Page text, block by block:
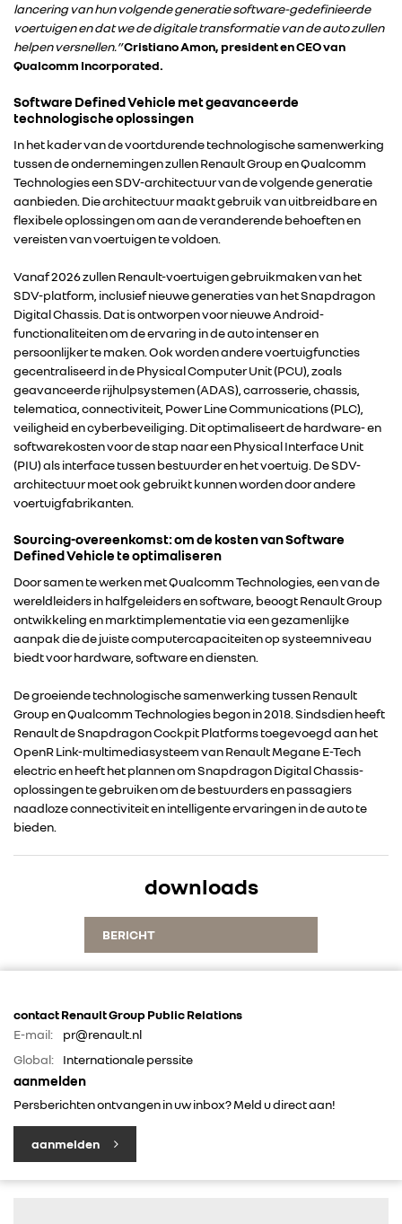
RENAULT GROUP
RENAULT
DACIA
ALPINE
ALLIANCE
FOTO’S & VIDEO’S
IN DE MEDIA
CONTACT
lancering van hun volgende generatie software-gedefinieerde
voertuigen en dat we de digitale transformatie van de auto zullen
helpen versnellen.”Cristiano Amon, president en CEO van
Qualcomm Incorporated.
Software Defined Vehicle met geavanceerde
technologische oplossingen
In het kader van de voortdurende technologische samenwerking
tussen de ondernemingen zullen Renault Group en Qualcomm
Technologies een SDV-architectuur van de volgende generatie
aanbieden. Die architectuur maakt gebruik van uitbreidbare en
flexibele oplossingen om aan de veranderende behoeften en
vereisten van voertuigen te voldoen.
Vanaf 2026 zullen Renault-voertuigen gebruikmaken van het
SDV-platform, inclusief nieuwe generaties van het Snapdragon
Digital Chassis. Dat is ontworpen voor nieuwe Android-
functionaliteiten om de ervaring in de auto intenser en
persoonlijker te maken. Ook worden andere voertuigfuncties
gecentraliseerd in de Physical Computer Unit (PCU), zoals
geavanceerde rijhulpsystemen (ADAS), carrosserie, chassis,
telematica, connectiviteit, Power Line Communications (PLC),
veiligheid en cyberbeveiliging. Dit optimaliseert de hardware- en
softwarekosten voor de stap naar een Physical Interface Unit
(PIU) als interface tussen bestuurder en het voertuig. De SDV-
architectuur moet ook gebruikt kunnen worden door andere
voertuigfabrikanten.
Sourcing-overeenkomst: om de kosten van Software
Defined Vehicle te optimaliseren
Door samen te werken met Qualcomm Technologies, een van de
wereldleiders in halfgeleiders en software, beoogt Renault Group
ontwikkeling en marktimplementatie via een gezamenlijke
aanpak die de juiste computercapaciteiten op systeemniveau
biedt voor hardware, software en diensten.
De groeiende technologische samenwerking tussen Renault
Group en Qualcomm Technologies begon in 2018. Sindsdien heeft
Renault de Snapdragon Cockpit Platforms toegevoegd aan het
OpenR Link-multimediasysteem van Renault Megane E-Tech
electric en heeft het plannen om Snapdragon Digital Chassis-
oplossingen te gebruiken om de bestuurders en passagiers
naadloze connectiviteit en intelligente ervaringen in de auto te
bieden.
downloads
BERICHT
contact Renault Group Public Relations
E-mail:
pr@renault.nl
Global:
Internationale perssite
aanmelden
Persberichten ontvangen in uw inbox? Meld u direct aan!
aanmelden